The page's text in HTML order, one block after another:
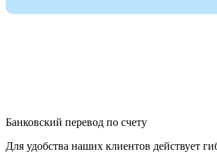
Банковский перевод по счету
Для удобства наших клиентов действует